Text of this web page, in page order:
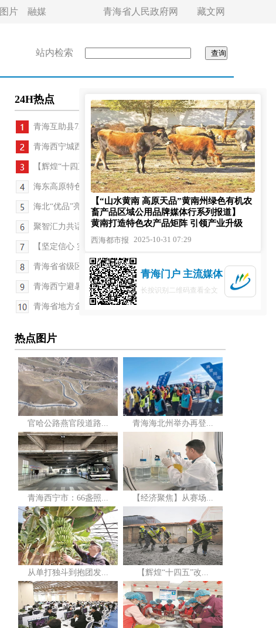
图片 融媒 青海省人民政府网 藏文网
站内检索
24H热点
青海互助县72件民生实事托起群众安居梦
青海西宁城西区：持续深化“甘霖工程”品牌建设
【辉煌“十四五” 改革谱新篇·说说这五年】火焰蔘...
海东高原特色农作物种质资源保护步入法治化
海北“优品”亮相山东畜牧业博览会
聚智汇力共话清能新未来——2025青海清洁能源发展...
【坚定信心 实干争先】省商务厅：首创“每月一链”...
青海省省级区域医疗中心（海南州）正式启用
青海西宁避暑房推介会热度攀升
青海省地方金融监督管理局原一级巡视员吴春庆接受...
热点图片
官哈公路燕官段道路... 青海海北州举办再登...
青海西宁市：66盏照... 【经济聚焦】从赛场...
从单打独斗到抱团发... 【辉煌“十四五”改...
【“山水黄南 高原天品”黄南州绿色有机农
畜产品区域公用品牌媒体行系列报道】
黄南打造特色农产品矩阵 引领产业升级
西海都市报 2025-10-31 07:29
青海门户 主流媒体
长按识别二维码查看全文